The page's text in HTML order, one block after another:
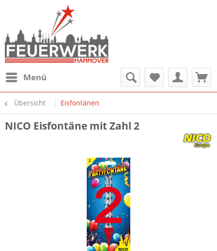
Menü
Übersicht Eisfontänen
NICO Eisfontäne mit Zahl 2